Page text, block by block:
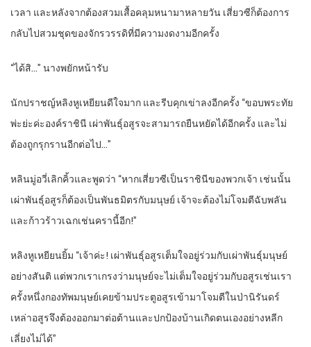
เวลา และหลังจากต้องสวมเสื้อคลุมหนามาหลายวัน เสี่ยวซีก็ต้องการ
กลับไปสวมชุดของจักรวรรดิที่มีความงดงามอีกครั้ง
“ได้สิ…” นางพยักหน้ารับ
นักปราชญ์หลิงหูเหยียนดีใจมาก และรีบคุกเข่าลงอีกครั้ง “ขอบพระทัย
พ่ะย่ะค่ะองค์ราชินี เผ่าพันธุ์อสูรจะสามารถยืนหยัดได้อีกครั้ง และไม่
ต้องถูกรุกรานอีกต่อไป…”
หลินมู่อวี่เลิกคิ้วและพูดว่า “หากเสี่ยวซีเป็นราชินีของพวกเจ้า เช่นนั้น
เผ่าพันธุ์อสูรก็ต้องเป็นพันธมิตรกับมนุษย์ เจ้าจะต้องไม่โจมตีฉับพลัน
และก้าวร้าวเฉกเช่นครานี้อีก!”
หลิงหูเหยียนยิ้ม “เจ้าค่ะ! เผ่าพันธุ์อสูรเต็มใจอยู่ร่วมกับเผ่าพันธุ์มนุษย์
อย่างสันติ แต่พวกเราเกรงว่ามนุษย์จะไม่เต็มใจอยู่ร่วมกับอสูรเช่นเรา
ครั้งหนึ่งกองทัพมนุษย์เคยข้ามประตูอสูรเข้ามาโจมตีในป่านิรันดร์
เหล่าอสูรจึงต้องออกมาต่อต้านและปกป้องบ้านเกิดตนเองอย่างหลีก
เลี่ยงไม่ได้”